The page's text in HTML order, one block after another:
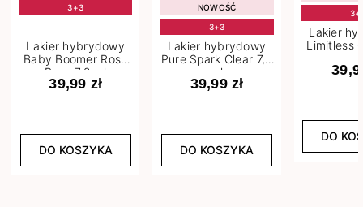
3+3
Lakier hybrydowy
Baby Boomer Rose
Base 7,2 ml
39,99 zł
DO KOSZYKA
NOWOŚĆ
3+3
Lakier hybrydowy
Pure Spark Clear 7,2
ml
39,99 zł
DO KOSZYKA
Lakier
Limitless
DO